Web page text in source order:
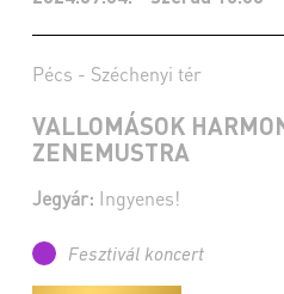
Pécs - Széchenyi tér
VALLOMÁSOK
ZENEMUSTRA
Jegyár: Ingyenes!
Fesztivál koncert